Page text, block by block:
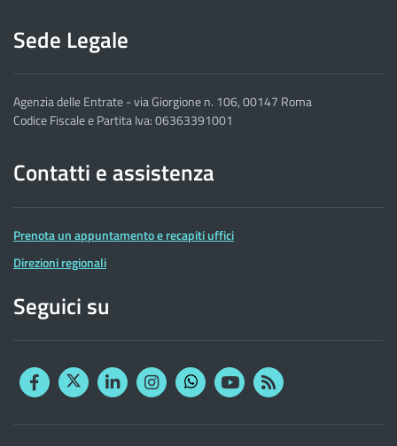
Sede Legale
Agenzia delle Entrate - via Giorgione n. 106, 00147 Roma
Codice Fiscale e Partita Iva: 06363391001
Contatti e assistenza
Prenota un appuntamento e recapiti uffici
Direzioni regionali
Seguici su
FacebookTwitterLinkedinInstagram
YouTubeRSS